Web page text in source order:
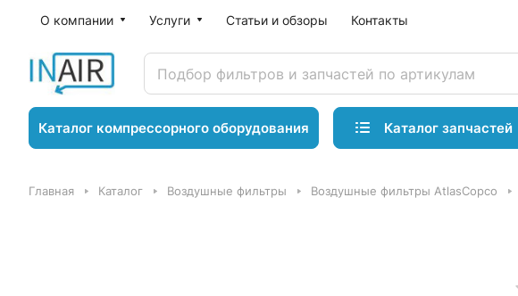
О компании Услуги Статьи и обзоры Контакты
Каталог компрессорного оборудования Каталог запчастей
Главная Каталог Воздушные фильтры Воздушные фильтры AtlasCopco